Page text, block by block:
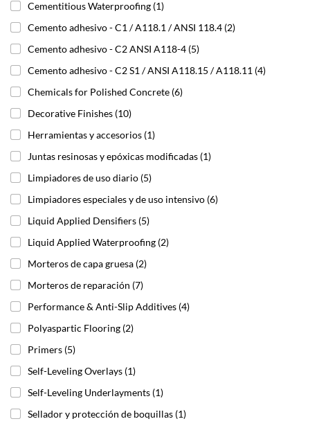
Cementitious Waterproofing (1)
Cemento adhesivo - C1 / A118.1 / ANSI 118.4 (2)
Cemento adhesivo - C2 ANSI A118-4 (5)
Cemento adhesivo - C2 S1 / ANSI A118.15 / A118.11 (4)
Chemicals for Polished Concrete (6)
Decorative Finishes (10)
Herramientas y accesorios (1)
Juntas resinosas y epóxicas modificadas (1)
Limpiadores de uso diario (5)
Limpiadores especiales y de uso intensivo (6)
Liquid Applied Densifiers (5)
Liquid Applied Waterproofing (2)
Morteros de capa gruesa (2)
Morteros de reparación (7)
Performance & Anti-Slip Additives (4)
Polyaspartic Flooring (2)
Primers (5)
Self-Leveling Overlays (1)
Self-Leveling Underlayments (1)
Sellador y protección de boquillas (1)